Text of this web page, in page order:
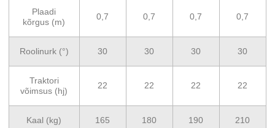
Plaadi
kõrgus (m)
0,7 0,7 0,7 0,7
Roolinurk (°) 30 30 30 30
Traktori
võimsus (hj)
22 22 22 22
Kaal (kg) 165 180 190 210